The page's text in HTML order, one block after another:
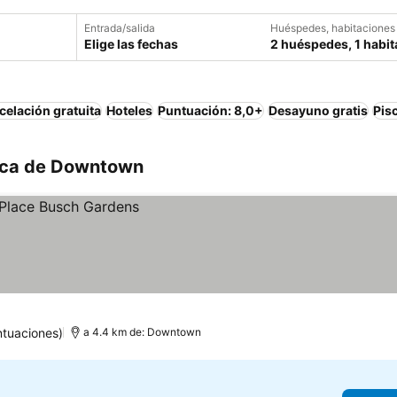
Entrada/salida
Elige las fechas
Huéspedes, habitaciones
2 huéspedes, 1
gratuita Hoteles Puntuación: 8,0+ Desayuno gratis
de Downtown
a 4.4 km de: Downtown